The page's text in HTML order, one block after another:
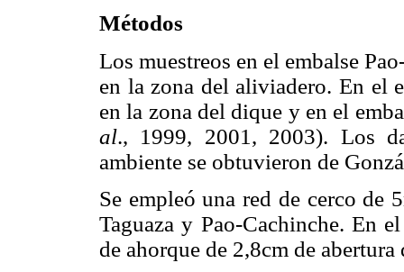
Métodos
Los muestreos en el embalse
en la zona del aliviadero. En el
en la zona del dique y en el
al., 1999, 2001, 2003). Los
ambiente se obtuvieron de
Se empleó una red de cerco de
Taguaza y Pao-Cachinche. En
de ahorque de 2,8cm de abertura